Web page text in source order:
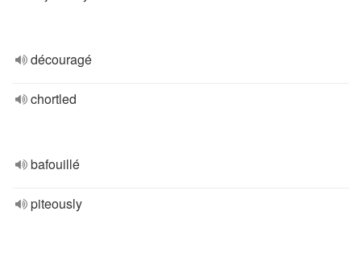
découragé
chortled
bafouillé
piteously